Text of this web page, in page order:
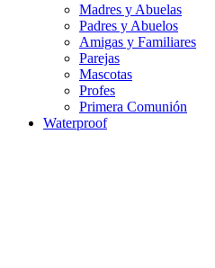
Madres y Abuelas
Padres y Abuelos
Amigas y Familiares
Parejas
Mascotas
Profes
Primera Comunión
Waterproof